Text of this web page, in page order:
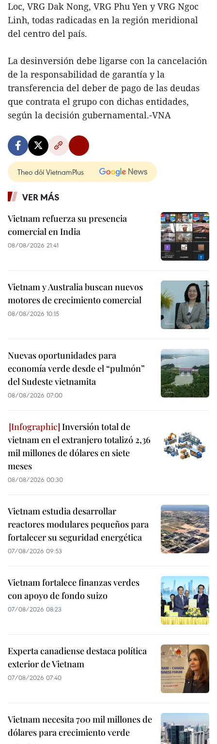
Loc, VRG Dak Nong, VRG Phu Yen y VRG Ngoc
Linh, todas radicadas en la región meridional
del centro del país.
La desinversión debe ligarse con la cancelación
de la responsabilidad de garantía y la
transferencia del deber de pago de las deudas
que contrata el grupo con dichas entidades,
según la decisión gubernamental.-VNA
Theo dõi VietnamPlus
VER MÁS
Vietnam refuerza su presencia
comercial en India
08/08/2026 21:41
Vietnam y Australia buscan nuevos
motores de crecimiento comercial
08/08/2026 10:15
Nuevas oportunidades para
economía verde desde el “pulmón”
del Sudeste vietnamita
08/08/2026 07:00
Inversión total de
vietnam en el extranjero totalizó 2,36
mil millones de dólares en siete
meses
08/08/2026 00:30
Vietnam estudia desarrollar
reactores modulares pequeños para
fortalecer su seguridad energética
07/08/2026 09:53
Vietnam fortalece finanzas verdes
con apoyo de fondo suizo
07/08/2026 08:23
Experta canadiense destaca política
exterior de Vietnam
07/08/2026 07:40
Vietnam necesita 700 mil millones de
dólares para crecimiento verde